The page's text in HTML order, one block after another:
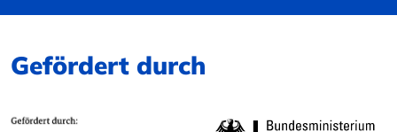
Gefördert durch